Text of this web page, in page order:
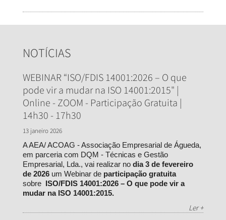
NOTÍCIAS
WEBINAR “ISO/FDIS 14001:2026 – O que
pode vir a mudar na ISO 14001:2015" |
Online - ZOOM - Participação Gratuita |
14h30 - 17h30
13 janeiro 2026
A AEA/ ACOAG - Associação Empresarial de Águeda,
em parceria com DQM - Técnicas e Gestão
Empresarial, Lda., vai realizar no dia 3 de fevereiro
de 2026um Webinar de participação gratuita
sobre ISO/FDIS 14001:2026 – O que pode vir a
mudar na ISO 14001:2015.
Ler +